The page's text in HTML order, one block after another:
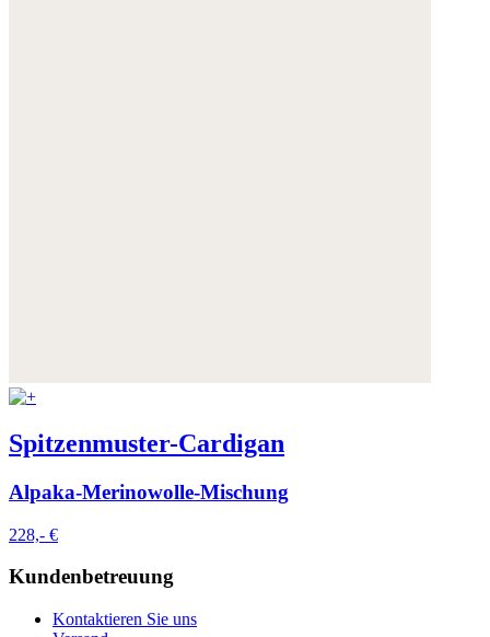
Spitzenmuster-Cardigan
Alpaka-Merinowolle-Mischung
228,- €
Kundenbetreuung
Kontaktieren Sie uns